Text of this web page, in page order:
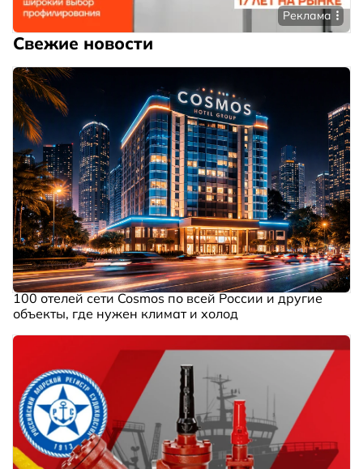
Реклама
Свежие новости
100 отелей сети Cosmos по всей России и другие
объекты, где нужен климат и холод